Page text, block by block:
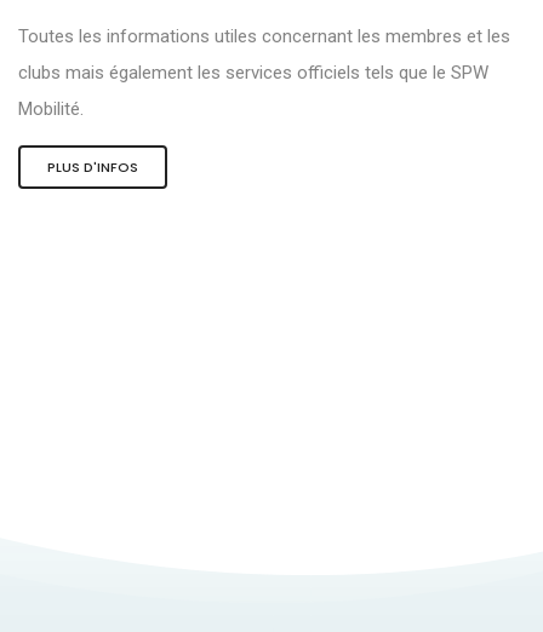
Toutes les informations utiles concernant les membres et les
clubs mais également les services officiels tels que le SPW
Mobilité.
PLUS D'INFOS